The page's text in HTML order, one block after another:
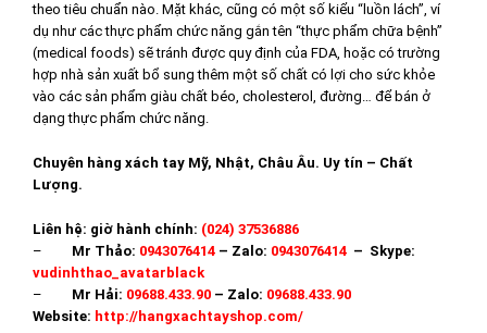
theo tiêu chuẩn nào. Mặt khác, cũng có một số kiểu “luồn lách”, ví
dụ như các thực phẩm chức năng gắn tên “thực phẩm chữa bệnh”
(medical foods) sẽ tránh được quy định của FDA, hoặc có trường
hợp nhà sản xuất bổ sung thêm một số chất có lợi cho sức khỏe
vào các sản phẩm giàu chất béo, cholesterol, đường… để bán ở
dạng thực phẩm chức năng.
Chuyên hàng xách tay Mỹ, Nhật, Châu Âu. Uy tín – Chất
Lượng.
Liên hệ: giờ hành chính: (024) 37536886
– Mr Thảo: 0943076414 – Zalo: 0943076414 – Skype:
vudinhthao_avatarblack
– Mr Hải: 09688.433.90 – Zalo: 09688.433.90
Website: http://hangxachtayshop.com/